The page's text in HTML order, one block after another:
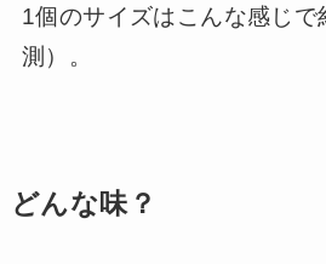
1個のサイズはこんな感じ
測）。
どんな味？